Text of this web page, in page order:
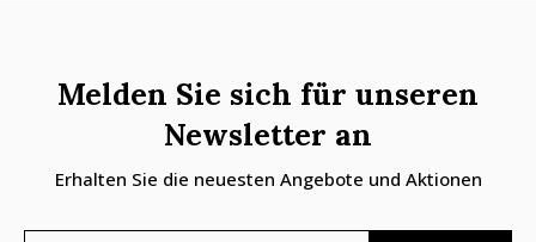
Melden Sie sich für unseren
Newsletter an
Erhalten Sie die neuesten Angebote und Aktionen